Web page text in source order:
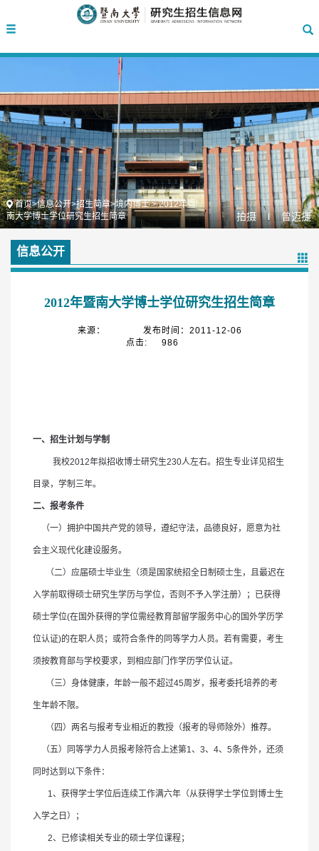
首页>信息公开>招生简章>境内博士 > 2012年暨
南大学博士学位研究生招生简章
拍摄 l 曾迈捷
信息公开
2012年暨南大学博士学位研究生招生简章
来源：
发布时间：2011-12-06
点击:
986
一、招生计划与学制
我校2012年拟招收博士研究生230人左右。招生专业详见招生
目录，学制三年。
二、报考条件
（一）拥护中国共产党的领导，遵纪守法，品德良好，愿意为社
会主义现代化建设服务。
（二）应届硕士毕业生（须是国家统招全日制硕士生，且最迟在
入学前取得硕士研究生学历与学位，否则不予入学注册）；已获得
硕士学位(在国外获得的学位需经教育部留学服务中心的国外学历学
位认证)的在职人员；或符合条件的同等学力人员。若有需要，考生
须按教育部与学校要求，到相应部门作学历学位认证。
（三）身体健康，年龄一般不超过45周岁，报考委托培养的考
生年龄不限。
（四）两名与报考专业相近的教授（报考的导师除外）推荐。
（五）同等学力人员报考除符合上述第1、3、4、5条件外，还须
同时达到以下条件：
1、获得学士学位后连续工作满六年（从获得学士学位到博士生
入学之日）；
2、已修读相关专业的硕士学位课程；